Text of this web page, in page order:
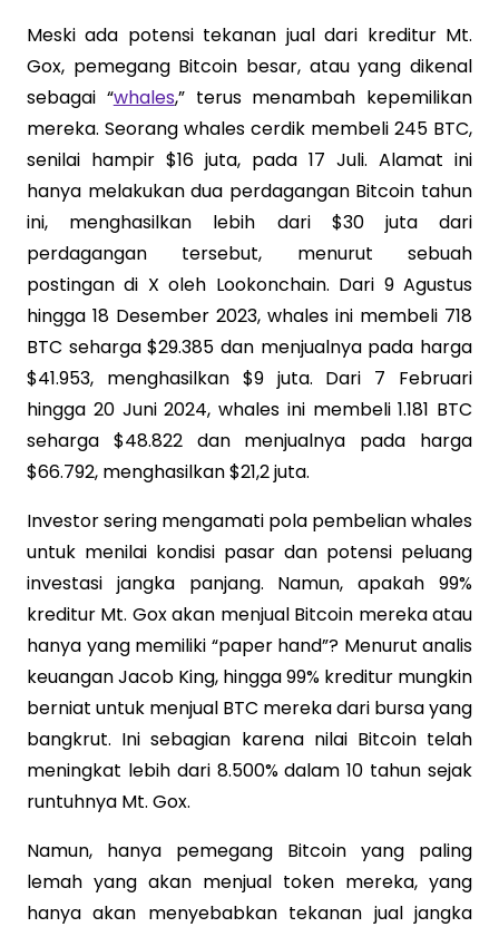
Meski ada potensi tekanan jual dari kreditur Mt.
Gox, pemegang Bitcoin besar, atau yang dikenal
sebagai “whales,” terus menambah kepemilikan
mereka. Seorang whales cerdik membeli 245 BTC,
senilai hampir $16 juta, pada 17 Juli. Alamat ini
hanya melakukan dua perdagangan Bitcoin tahun
ini, menghasilkan lebih dari $30 juta dari
perdagangan tersebut, menurut sebuah
postingan di X oleh Lookonchain. Dari 9 Agustus
hingga 18 Desember 2023, whales ini membeli 718
BTC seharga $29.385 dan menjualnya pada harga
$41.953, menghasilkan $9 juta. Dari 7 Februari
hingga 20 Juni 2024, whales ini membeli 1.181 BTC
seharga $48.822 dan menjualnya pada harga
$66.792, menghasilkan $21,2 juta.
Investor sering mengamati pola pembelian whales
untuk menilai kondisi pasar dan potensi peluang
investasi jangka panjang. Namun, apakah 99%
kreditur Mt. Gox akan menjual Bitcoin mereka atau
hanya yang memiliki “paper hand”? Menurut analis
keuangan Jacob King, hingga 99% kreditur mungkin
berniat untuk menjual BTC mereka dari bursa yang
bangkrut. Ini sebagian karena nilai Bitcoin telah
meningkat lebih dari 8.500% dalam 10 tahun sejak
runtuhnya Mt. Gox.
Namun, hanya pemegang Bitcoin yang paling
lemah yang akan menjual token mereka, yang
hanya akan menyebabkan tekanan jual jangka